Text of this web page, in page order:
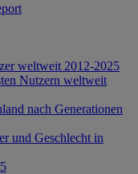
weltweit 2012-2025
Nutzern weltweit
nach Generationen
und Geschlecht in